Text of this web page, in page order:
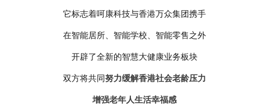
它标志着呵康科技与香港万众集团携手
在智能居所、智能学校、智能零售之外
开辟了全新的智慧大健康业务板块
双方将共同努力缓解香港社会老龄压力
增强老年人生活幸福感